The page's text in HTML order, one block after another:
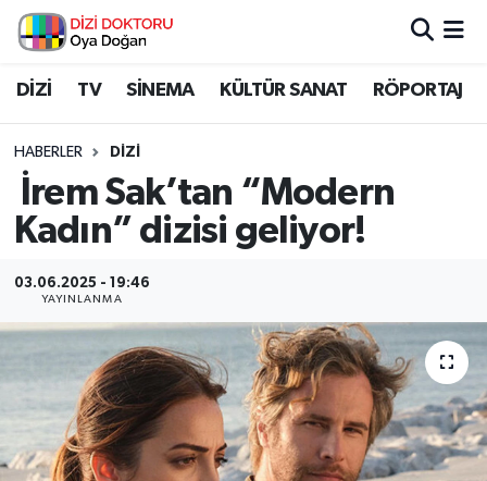
DİZİ TV SİNEMA KÜLTÜR SANAT RÖPORTAJ
HABERLER DİZİ
İrem Sak’tan “Modern
Kadın” dizisi geliyor!
03.06.2025 - 19:46
YAYINLANMA
İstanbul Nöbetçi Eczaneler
İstanbul Namaz Vakitleri
İstanbul Trafik Yoğunluk Haritası
Süper Lig Puan Durumu ve Fikstür
Tüm Manşetler
Son Dakika Haberleri
Haber Arşivi